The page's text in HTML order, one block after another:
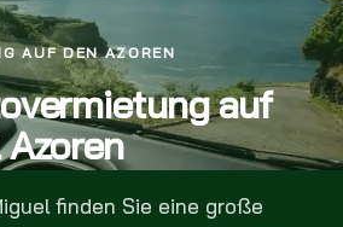
AUF DEN AZOREN
auf
finden Sie eine große